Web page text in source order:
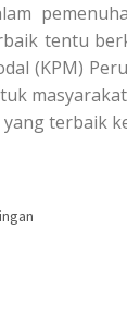
tentu
(KPM)
terbaik